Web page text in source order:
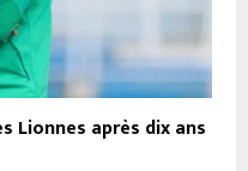
Lionnes après dix ans